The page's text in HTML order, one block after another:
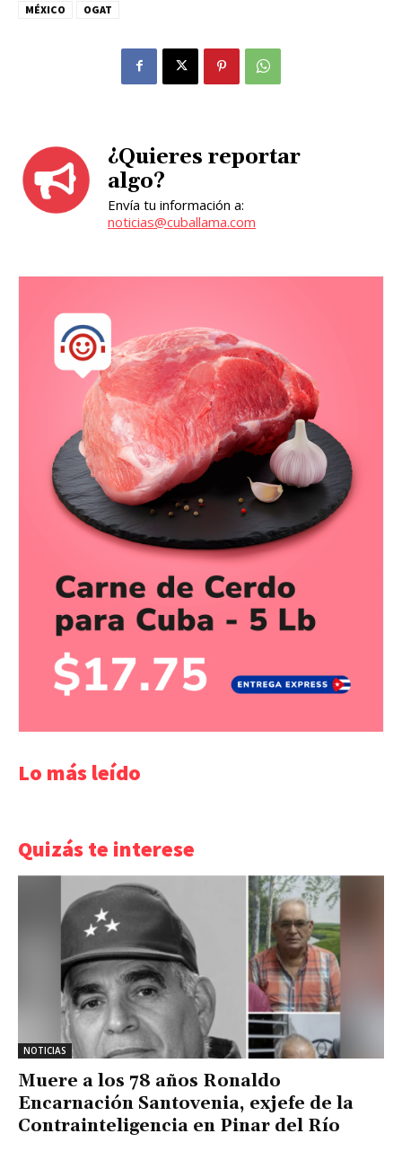
MÉXICO
OGAT
¿Quieres reportar
algo?
Envía tu información a:
noticias@cuballama.com
Lo más leído
Quizás te interese
NOTICIAS
Muere a los 78 años Ronaldo
Encarnación Santovenia, exjefe de la
Contrainteligencia en Pinar del Río